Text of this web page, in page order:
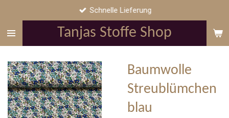
springen
Tanjas Stoffe Shop
Schnelle Lieferung
Baumwolle
Streublümchen
blau